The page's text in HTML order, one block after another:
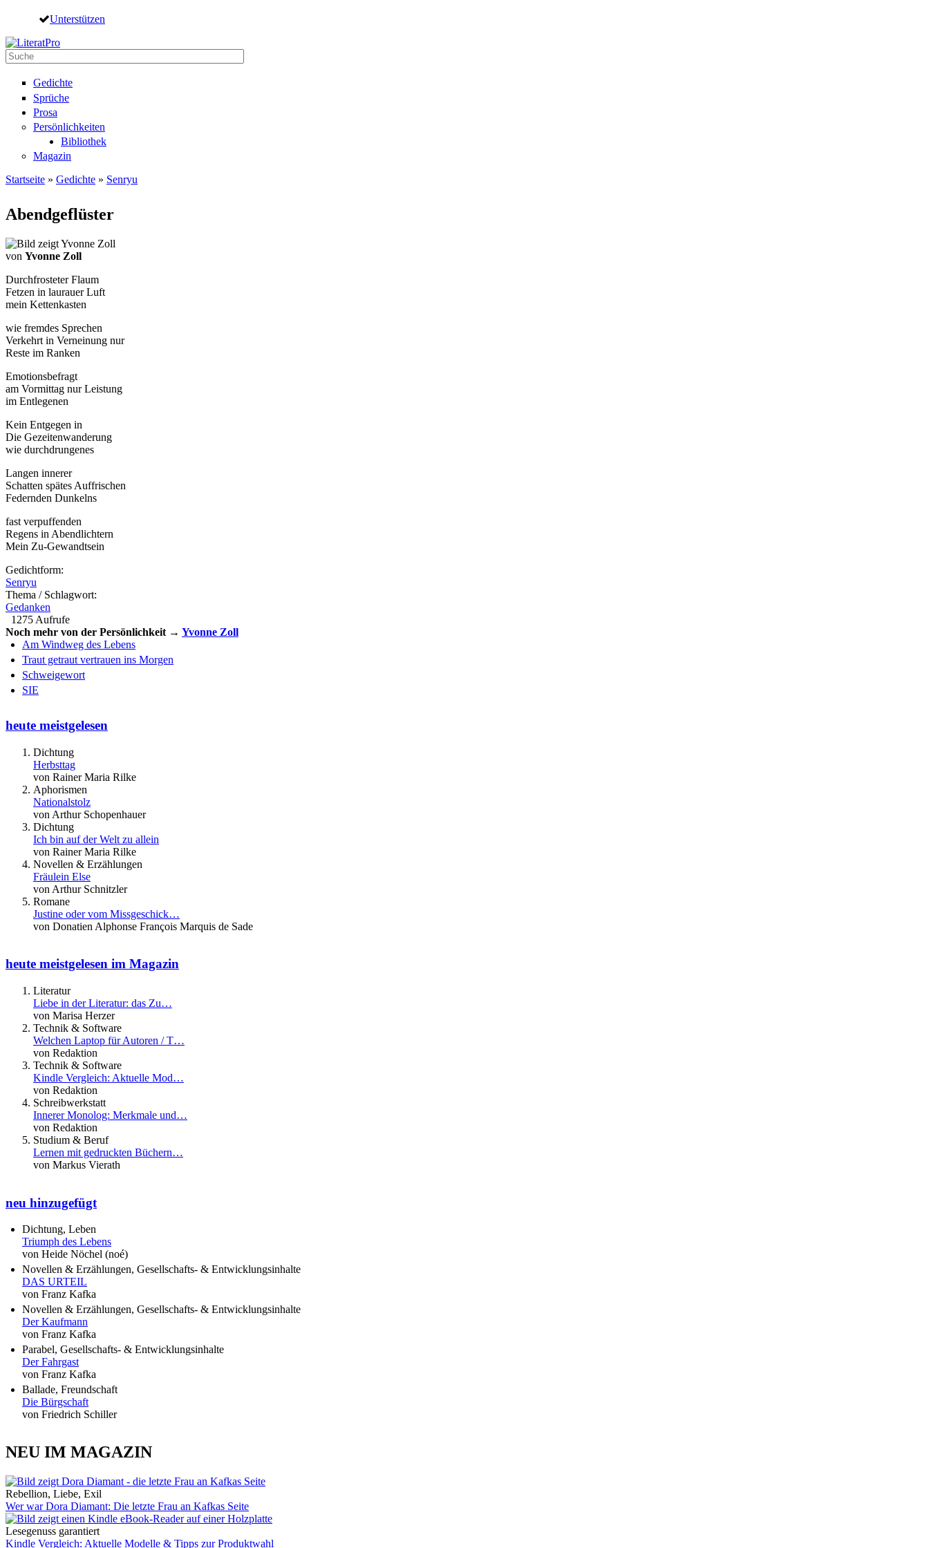
Direkt zum Inhalt
Unterstützen
Suche
Gedichte
Sprüche
Prosa
Persönlichkeiten
Bibliothek
Magazin
Startseite » Gedichte » Senryu
Abendgeflüster
von Yvonne Zoll
Durchfrosteter Flaum
Fetzen in laurauer Luft
mein Kettenkasten
wie fremdes Sprechen
Verkehrt in Verneinung nur
Reste im Ranken
Emotionsbefragt
am Vormittag nur Leistung
im Entlegenen
Kein Entgegen in
Die Gezeitenwanderung
wie durchdrungenes
Langen innerer
Schatten spätes Auffrischen
Federnden Dunkelns
fast verpuffenden
Regens in Abendlichtern
Mein Zu-Gewandtsein
Gedichtform:
Senryu
Thema / Schlagwort:
Gedanken
1275 Aufrufe
Noch mehr von der Persönlichkeit → Yvonne Zoll
Am Windweg des Lebens
Traut getraut vertrauen ins Morgen
Schweigewort
SIE
heute meistgelesen
Dichtung
Herbsttag
von Rainer Maria Rilke
Aphorismen
Nationalstolz
von Arthur Schopenhauer
Dichtung
Ich bin auf der Welt zu allein
von Rainer Maria Rilke
Novellen & Erzählungen
Fräulein Else
von Arthur Schnitzler
Romane
Justine oder vom Missgeschick…
von Donatien Alphonse François Marquis de Sade
heute meistgelesen im Magazin
Literatur
Liebe in der Literatur: das Zu…
von Marisa Herzer
Technik & Software
Welchen Laptop für Autoren / T…
von Redaktion
Technik & Software
Kindle Vergleich: Aktuelle Mod…
von Redaktion
Schreibwerkstatt
Innerer Monolog: Merkmale und…
von Redaktion
Studium & Beruf
Lernen mit gedruckten Büchern…
von Markus Vierath
neu hinzugefügt
Dichtung, Leben
Triumph des Lebens
von Heide Nöchel (noé)
Novellen & Erzählungen, Gesellschafts- & Entwicklungsinhalte
DAS URTEIL
von Franz Kafka
Novellen & Erzählungen, Gesellschafts- & Entwicklungsinhalte
Der Kaufmann
von Franz Kafka
Parabel, Gesellschafts- & Entwicklungsinhalte
Der Fahrgast
von Franz Kafka
Ballade, Freundschaft
Die Bürgschaft
von Friedrich Schiller
NEU IM MAGAZIN
Rebellion, Liebe, Exil
Wer war Dora Diamant: Die letzte Frau an Kafkas Seite
Lesegenuss garantiert
Kindle Vergleich: Aktuelle Modelle & Tipps zur Produktwahl